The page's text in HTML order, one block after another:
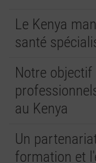
Le Kenya
santé
Notre objectif
au Kenya
Un
formation et